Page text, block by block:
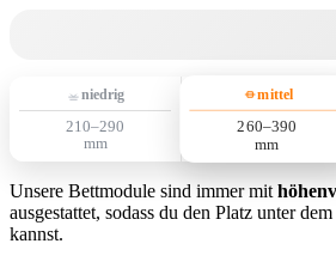
niedrig
210–290
mm
mittel
260–390
mm
Unsere Bettmodule sind immer mit
ausgestattet, sodass du den Platz unter
kannst.